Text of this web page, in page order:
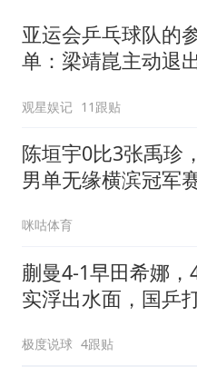
亚运会乒乓球队的
单：梁靖崑主动退
的棋
观星娱记 11跟贴
陈垣宇0比3张禹珍
男单无缘横滨冠军
咪咕体育
蒯曼4-1早田希娜，
实浮出水面，国乒
极度说球 4跟贴